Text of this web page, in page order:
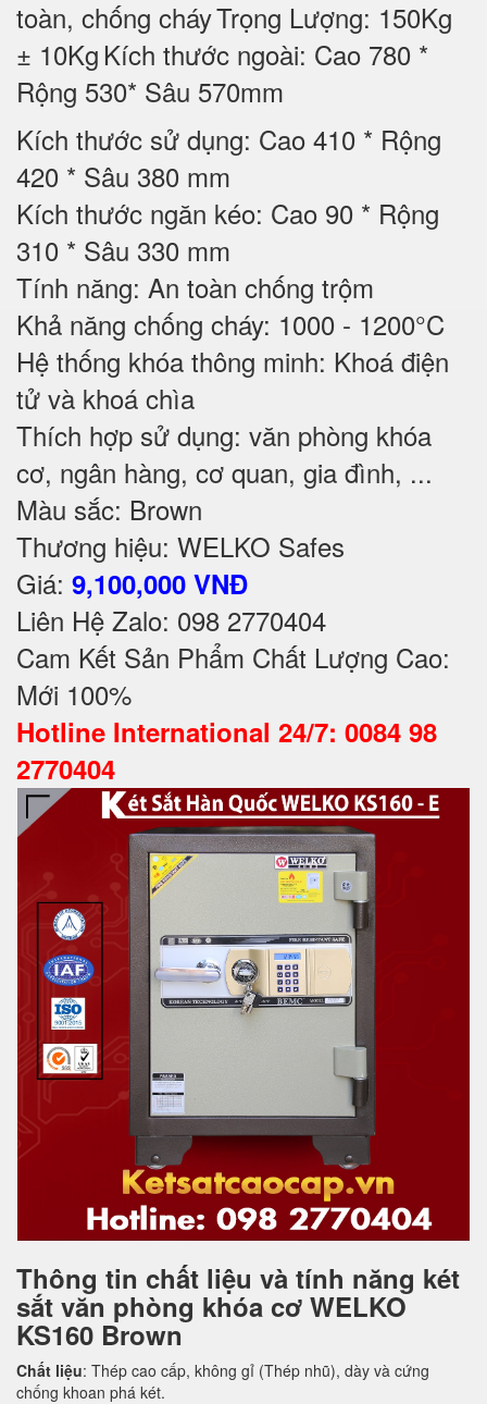
toàn, chống cháyTrọng Lượng: 150Kg
± 10Kg Kích thước ngoài: Cao 780 *
Rộng 530* Sâu 570mm
Kích thước sử dụng: Cao 410 * Rộng
420 * Sâu 380 mm
Kích thước ngăn kéo: Cao 90 * Rộng
310 * Sâu 330 mm
Tính năng: An toàn chống trộm
Khả năng chống cháy: 1000 - 1200°C
Hệ thống khóa thông minh: Khoá điện
tử và khoá chìa
Thích hợp sử dụng: văn phòng khóa
cơ, ngân hàng, cơ quan, gia đình, ...
Màu sắc: Brown
Thương hiệu: WELKO Safes
Giá: 9,100,000 VNĐ
Liên Hệ Zalo: 098 2770404
Cam Kết Sản Phẩm Chất Lượng Cao:
Mới 100%
Hotline International 24/7: 0084 98
2770404
Thông tin chất liệu và tính năng két
sắt văn phòng khóa cơ WELKO
KS160 Brown
Chất liệu: Thép cao cấp, không gỉ (Thép nhũ), dày và cứng
chống khoan phá két.